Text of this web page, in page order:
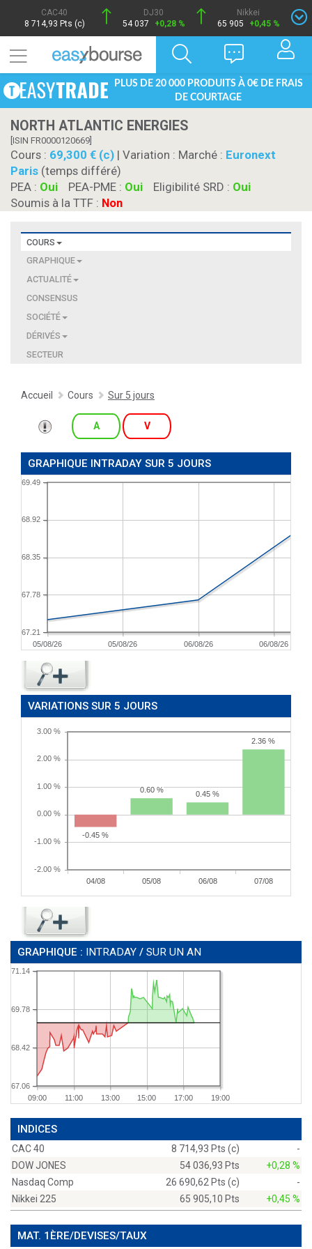
CAC40
8 714,93 Pts (c)
DJ30
54 037
+0,28 %
Nikkei
65 905
+0,45 %
PLUS DE 20 000 PRODUITS À 0€ DE FRAIS
DE COURTAGE
NORTH ATLANTIC ENERGIES
[ISIN FR0000120669]
Cours : 69,300 € (c) | Variation : Marché : Euronext
Paris (temps différé)
PEA : Oui PEA-PME : Oui Eligibilité SRD : Oui
Soumis à la TTF : Non
COURS
GRAPHIQUE
ACTUALITÉ
CONSENSUS
SOCIÉTÉ
DÉRIVÉS
SECTEUR
Accueil Cours Sur 5 jours
A V
GRAPHIQUE INTRADAY SUR 5 JOURS
05/08/26 05/08/26 06/08/26 06/08/26
67.21
67.78
68.35
68.92
69.49
VARIATIONS SUR 5 JOURS
GRAPHIQUE : INTRADAY / SUR UN AN
09:00 11:00 13:00 15:00 17:00 19:00
67.06
68.42
69.78
71.14
INDICES
CAC 40 8 714,93 Pts (c)
-
DOW JONES
54 036,93 Pts
+0,28 %
Nasdaq Comp
26 690,62 Pts (c)
-
Nikkei 225
65 905,10 Pts +0,45 %
MAT. 1ÈRE/DEVISES/TAUX